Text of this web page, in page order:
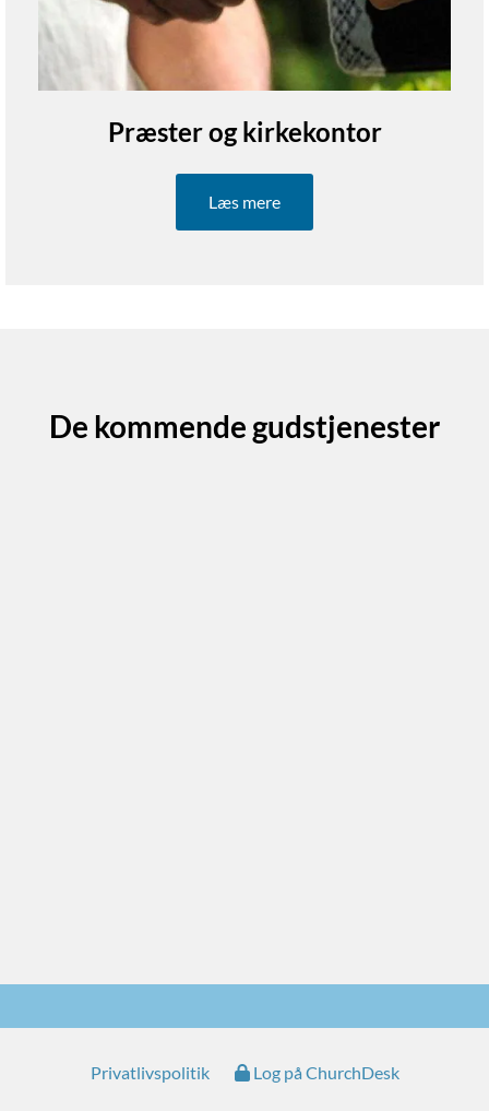
Præster og kirkekontor
Læs mere
De kommende gudstjenester
Privatlivspolitik Log på ChurchDesk